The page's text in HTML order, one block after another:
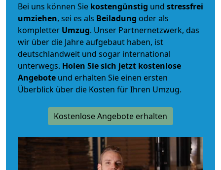
Bei uns können Sie kostengünstig und stressfrei
umziehen, sei es als Beiladung oder als
kompletter Umzug. Unser Partnernetzwerk, das
wir über die Jahre aufgebaut haben, ist
deutschlandweit und sogar international
unterwegs. Holen Sie sich jetzt kostenlose
Angebote und erhalten Sie einen ersten
Überblick über die Kosten für Ihren Umzug.
Kostenlose Angebote erhalten